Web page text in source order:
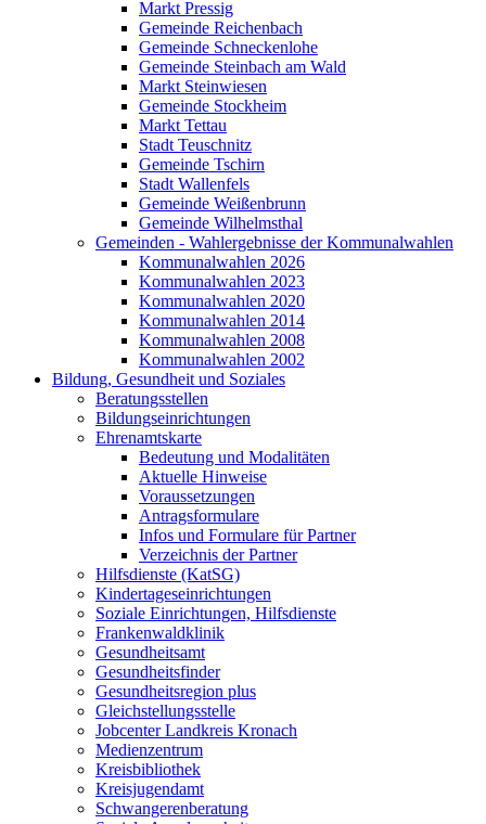
Markt Pressig
Gemeinde Reichenbach
Gemeinde Schneckenlohe
Gemeinde Steinbach am Wald
Markt Steinwiesen
Gemeinde Stockheim
Markt Tettau
Stadt Teuschnitz
Gemeinde Tschirn
Stadt Wallenfels
Gemeinde Weißenbrunn
Gemeinde Wilhelmsthal
Gemeinden - Wahlergebnisse der Kommunalwahlen
Kommunalwahlen 2026
Kommunalwahlen 2023
Kommunalwahlen 2020
Kommunalwahlen 2014
Kommunalwahlen 2008
Kommunalwahlen 2002
Bildung, Gesundheit und Soziales
Beratungsstellen
Bildungseinrichtungen
Ehrenamtskarte
Bedeutung und Modalitäten
Aktuelle Hinweise
Voraussetzungen
Antragsformulare
Infos und Formulare für Partner
Verzeichnis der Partner
Hilfsdienste (KatSG)
Kindertageseinrichtungen
Soziale Einrichtungen, Hilfsdienste
Frankenwaldklinik
Gesundheitsamt
Gesundheitsfinder
Gesundheitsregion plus
Gleichstellungsstelle
Jobcenter Landkreis Kronach
Medienzentrum
Kreisbibliothek
Kreisjugendamt
Schwangerenberatung